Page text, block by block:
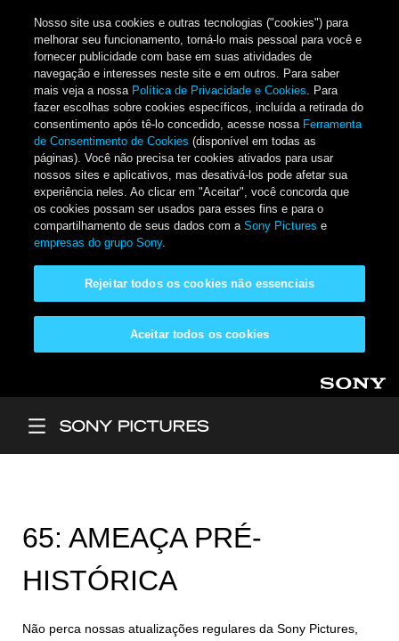
Nosso site usa cookies e outras tecnologias ("cookies") para
melhorar seu funcionamento, torná-lo mais pessoal para você e
fornecer publicidade com base em suas atividades de
navegação e interesses neste site e em outros. Para saber
mais veja a nossa Política de Privacidade e Cookies. Para
fazer escolhas sobre cookies específicos, incluída a retirada do
consentimento após tê-lo concedido, acesse nossa Ferramenta
de Consentimento de Cookies (disponível em todas as
páginas). Você não precisa ter cookies ativados para usar
nossos sites e aplicativos, mas desativá-los pode afetar sua
experiência neles. Ao clicar em "Aceitar", você concorda que
os cookies possam ser usados para esses fins e para o
compartilhamento de seus dados com aSony Pictures e
empresas do grupo Sony.
Rejeitar todos os cookies não essenciais
Aceitar todos os cookies
65: AMEAÇA PRÉ-
HISTÓRICA
Não perca nossas atualizações regulares da Sony Pictures,